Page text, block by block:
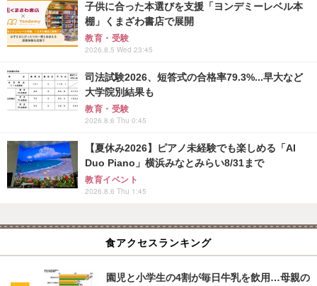
子供に合った本選びを支援「ヨンデミーレベル本
棚」くまざわ書店で展開
教育・受験
2026.8.5 Wed 23:45
司法試験2026、短答式の合格率79.3%...早大など
大学院別結果も
教育・受験
2026.8.6 Thu 0:45
【夏休み2026】ピアノ未経験でも楽しめる「AI
Duo Piano」横浜みなとみらい8/31まで
教育イベント
2026.8.6 Thu 1:45
食アクセスランキング
園児と小学生の4割が毎日牛乳を飲用…母親の